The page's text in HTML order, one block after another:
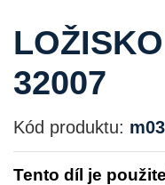
32007
Kód produktu:
Tento díl je